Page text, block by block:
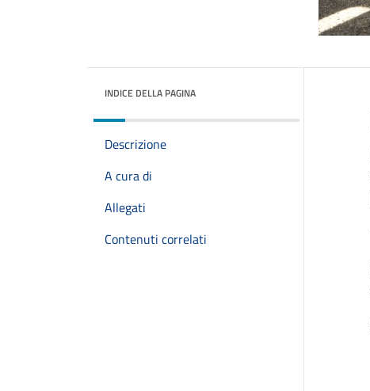
INDICE DELLA PAGINA
Descrizione
A cura di
Allegati
Contenuti correlati